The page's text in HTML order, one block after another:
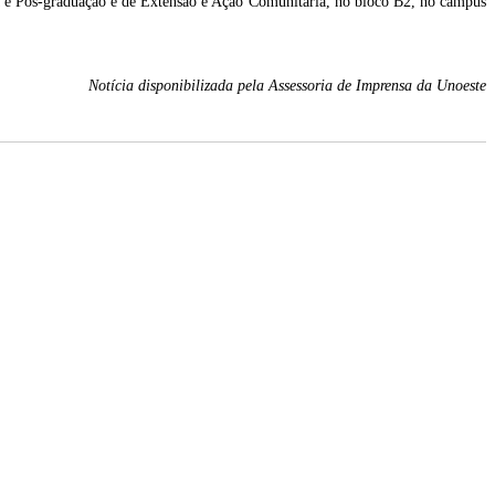
Notícia disponibilizada pela Assessoria de Imprensa da Unoeste